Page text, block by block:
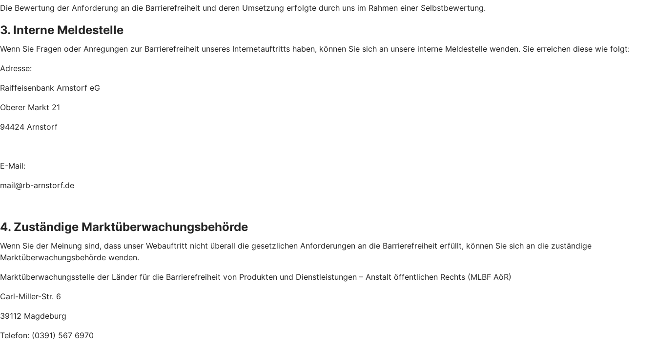
Die Bewertung der Anforderung an die Barrierefreiheit und deren Umsetzung erfolgte durch uns im Rahmen einer Selbstbewertung.
3. Interne Meldestelle
Wenn Sie Fragen oder Anregungen zur Barrierefreiheit unseres Internetauftritts haben, können Sie sich an unsere interne Meldestelle wenden. Sie erreichen diese wie folgt:
Adresse:
Raiffeisenbank Arnstorf eG
Oberer Markt 21
94424 Arnstorf
E-Mail:
mail@rb-arnstorf.de
4. Zuständige Marktüberwachungsbehörde
Wenn Sie der Meinung sind, dass unser Webauftritt nicht überall die gesetzlichen Anforderungen an die Barrierefreiheit erfüllt, können Sie sich an die zuständige
Marktüberwachungsbehörde wenden.
Marktüberwachungsstelle der Länder für die Barrierefreiheit von Produkten und Dienstleistungen – Anstalt öffentlichen Rechts (MLBF AöR)
Carl-Miller-Str. 6
39112 Magdeburg
Telefon: (0391) 567 6970